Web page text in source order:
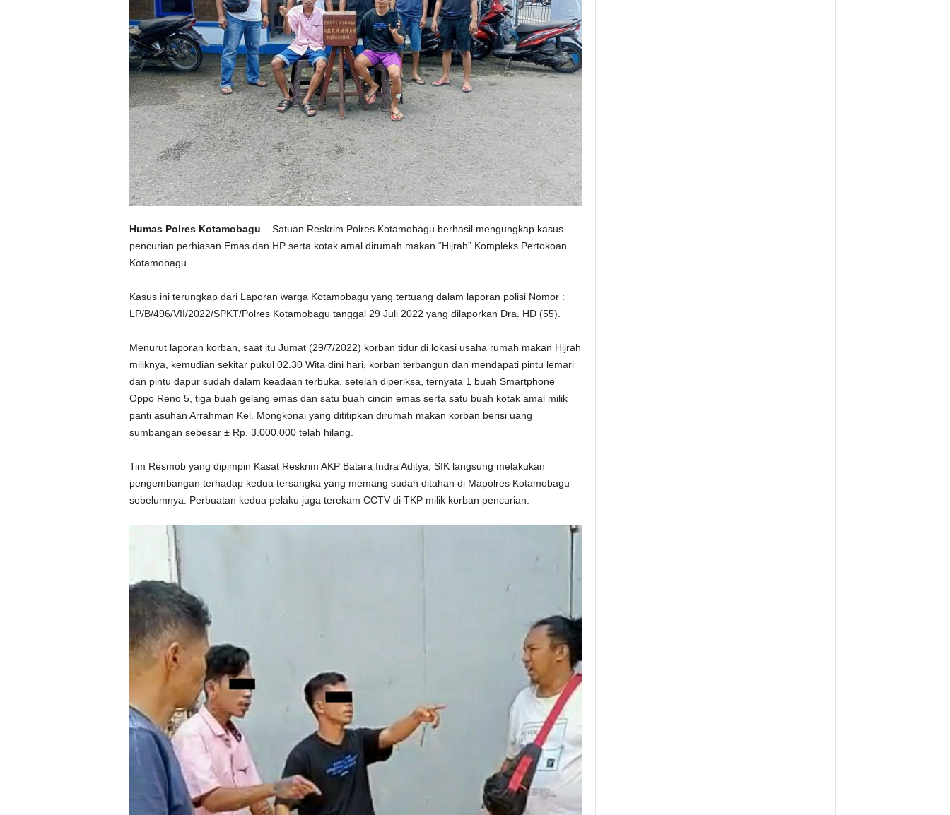
Humas Polres Kotamobagu – Satuan Reskrim Polres Kotamobagu berhasil mengungkap kasus
pencurian perhiasan Emas dan HP serta kotak amal dirumah makan “Hijrah” Kompleks Pertokoan
Kotamobagu.
Kasus ini terungkap dari Laporan warga Kotamobagu yang tertuang dalam laporan polisi Nomor :
LP/B/496/VII/2022/SPKT/Polres Kotamobagu tanggal 29 Juli 2022 yang dilaporkan Dra. HD (55).
Menurut laporan korban, saat itu Jumat (29/7/2022) korban tidur di lokasi usaha rumah makan Hijrah
miliknya, kemudian sekitar pukul 02.30 Wita dini hari, korban terbangun dan mendapati pintu lemari
dan pintu dapur sudah dalam keadaan terbuka, setelah diperiksa, ternyata 1 buah Smartphone
Oppo Reno 5, tiga buah gelang emas dan satu buah cincin emas serta satu buah kotak amal milik
panti asuhan Arrahman Kel. Mongkonai yang dititipkan dirumah makan korban berisi uang
sumbangan sebesar ± Rp. 3.000.000 telah hilang.
Tim Resmob yang dipimpin Kasat Reskrim AKP Batara Indra Aditya, SIK langsung melakukan
pengembangan terhadap kedua tersangka yang memang sudah ditahan di Mapolres Kotamobagu
sebelumnya. Perbuatan kedua pelaku juga terekam CCTV di TKP milik korban pencurian.